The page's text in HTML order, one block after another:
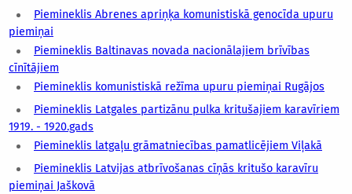
Piemineklis Abrenes apriņķa komunistiskā genocīda upuru
piemiņai
Piemineklis Baltinavas novada nacionālajiem brīvības
cīnītājiem
Piemineklis komunistiskā režīma upuru piemiņai Rugājos
Piemineklis Latgales partizānu pulka kritušajiem karavīriem
1919. - 1920.gads
Piemineklis latgaļu grāmatniecības pamatlicējiem Viļakā
Piemineklis Latvijas atbrīvošanas cīņās kritušo karavīru
piemiņai Jaškovā